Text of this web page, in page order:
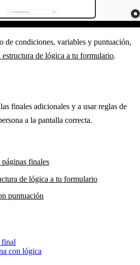
de condiciones, variables y puntuación,
de lógica a tu formulario.
finales adicionales y a usar reglas de
a la pantalla correcta.
finales
de lógica a tu formulario
puntuación
final
con lógica